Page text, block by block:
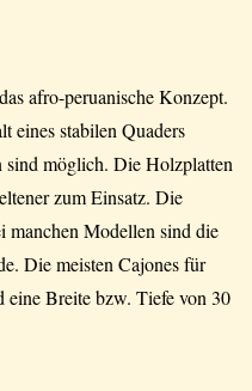
afro-peruanische Konzept.
eines stabilen Quaders
sind möglich. Die Holzplatten
zum Einsatz. Die
manchen Modellen sind die
Die meisten Cajones für
eine Breite bzw. Tiefe von 30